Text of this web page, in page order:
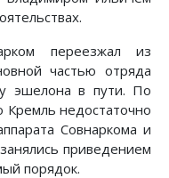
переезжал из
частью отряда
эшелона в пути. По
Кремль недостаточно
Совнаркома и
приведением
порядок.